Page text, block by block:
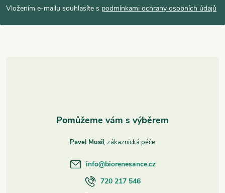
p
a
Vložením e-mailu souhlasíte s podmínkami ochrany osobních údajů
Pavel Musil
info@biorenesance.cz
720 217 546